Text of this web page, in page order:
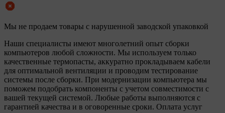
Мы не продаем товары с нарушенной заводской упаковкой
Наши специалисты имеют многолетний опыт сборки
компьютеров любой сложности. Мы используем только
качественные термопасты, аккуратно прокладываем кабели
для оптимальной вентиляции и проводим тестирование
системы после сборки. При модернизации компьютера мы
поможем подобрать компоненты с учетом совместимости с
вашей текущей системой. Любые работы выполняются с
гарантией качества и в оговоренные сроки. Оплата услуг